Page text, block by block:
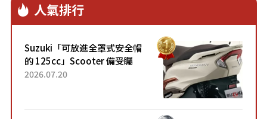
人氣排行
Suzuki「可放進全罩式安全帽
的 125cc」Scooter 備受矚
目！採用全新流線設計與各項
2026.07.20